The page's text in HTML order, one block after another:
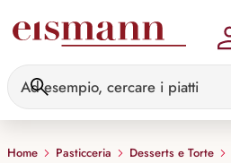
Home Pasticceria Desserts e Torte